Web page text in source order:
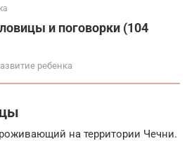
и поговорки (104
ребенка
на территории Чечни.